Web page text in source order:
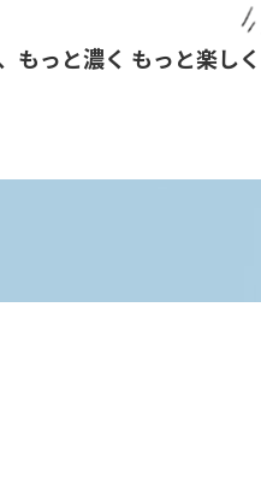
もっと濃く もっと楽しく